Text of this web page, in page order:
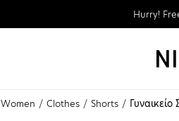
Hurry!
Women Clothes Shorts